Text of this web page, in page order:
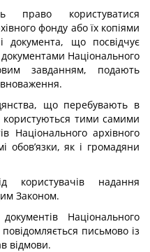
право користуватися
фонду або їх копіями
документа, що посвідчує
Національного
завданням, подають
що перебувають в
користуються тими самими
Національного архівного
обов’язки, як і громадяни
користувачів надання
Законом.
Національного
письмово із
відмови.